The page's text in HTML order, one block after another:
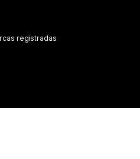
registradas